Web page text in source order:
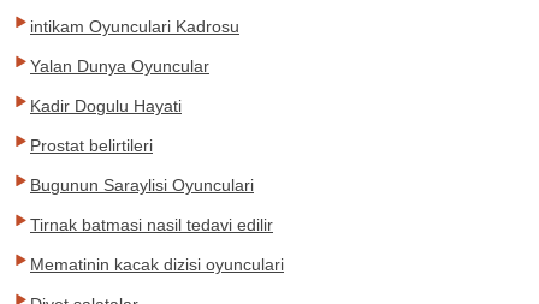
intikam Oyunculari Kadrosu
Yalan Dunya Oyuncular
Kadir Dogulu Hayati
Prostat belirtileri
Bugunun Saraylisi Oyunculari
Tirnak batmasi nasil tedavi edilir
Mematinin kacak dizisi oyunculari